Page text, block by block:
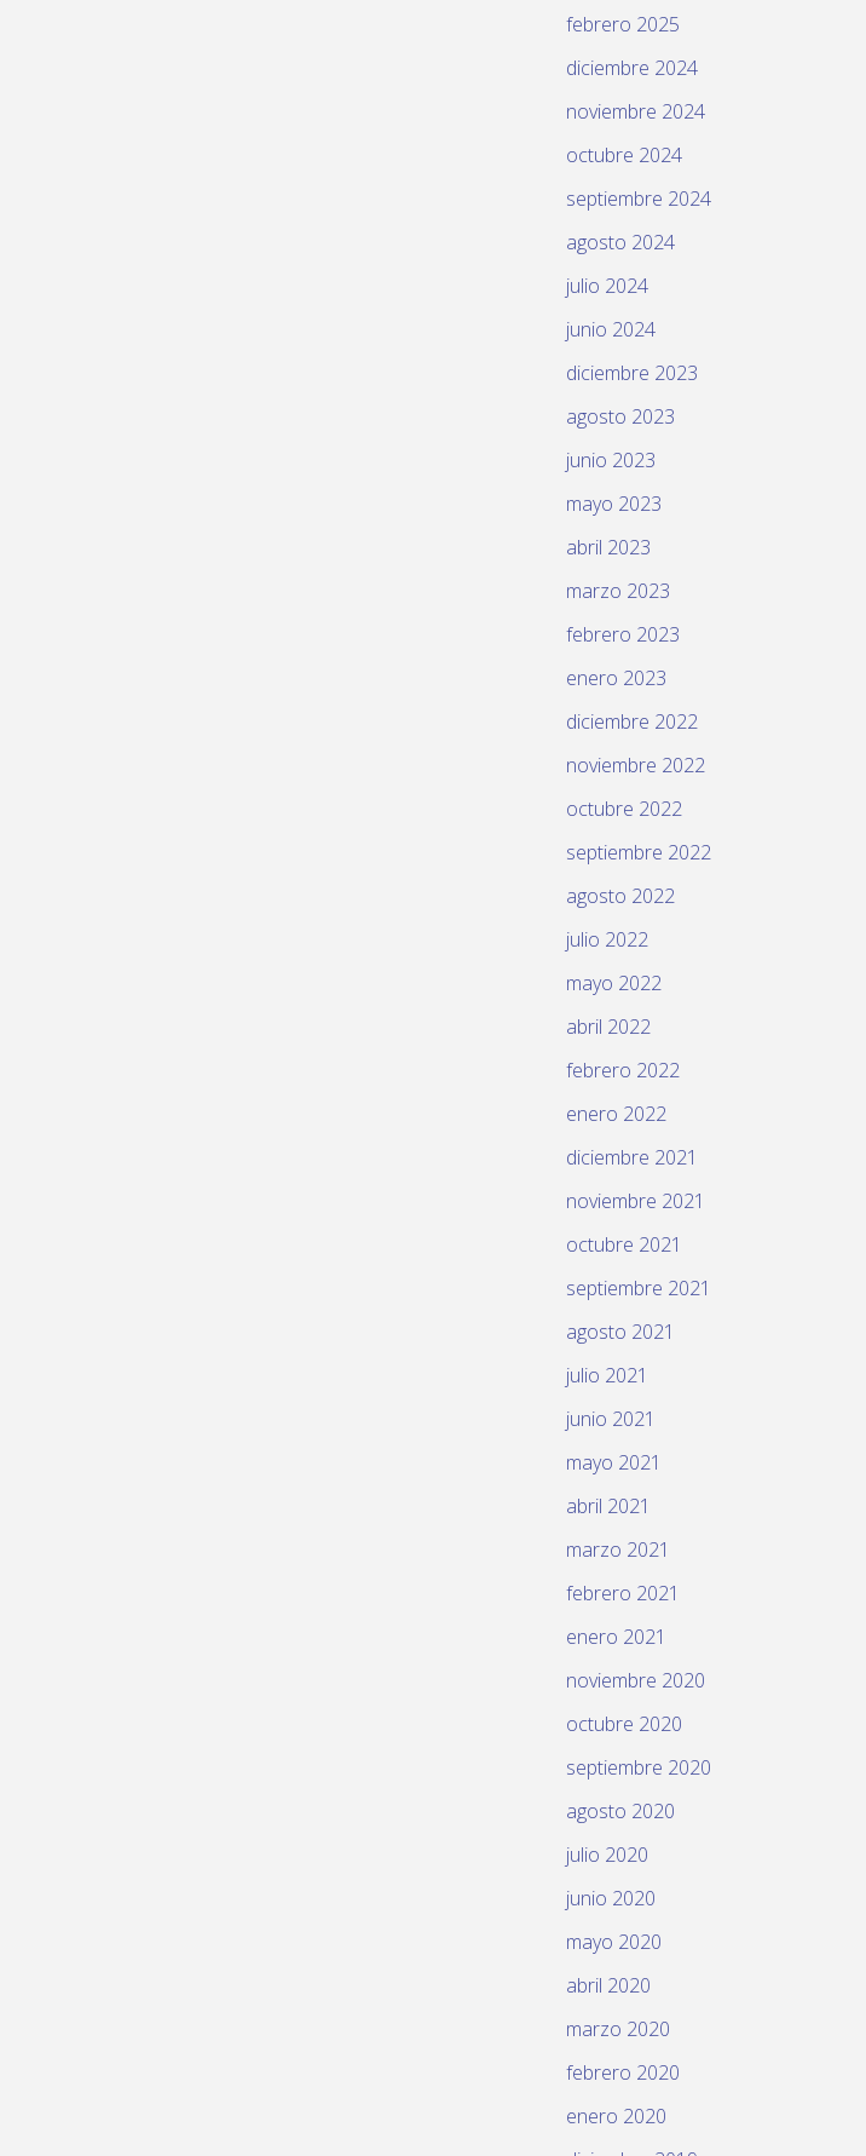
febrero 2025
diciembre 2024
noviembre 2024
octubre 2024
septiembre 2024
agosto 2024
julio 2024
junio 2024
diciembre 2023
agosto 2023
junio 2023
mayo 2023
abril 2023
marzo 2023
febrero 2023
enero 2023
diciembre 2022
noviembre 2022
octubre 2022
septiembre 2022
agosto 2022
julio 2022
mayo 2022
abril 2022
febrero 2022
enero 2022
diciembre 2021
noviembre 2021
octubre 2021
septiembre 2021
agosto 2021
julio 2021
junio 2021
mayo 2021
abril 2021
marzo 2021
febrero 2021
enero 2021
noviembre 2020
octubre 2020
septiembre 2020
agosto 2020
julio 2020
junio 2020
mayo 2020
abril 2020
marzo 2020
febrero 2020
enero 2020